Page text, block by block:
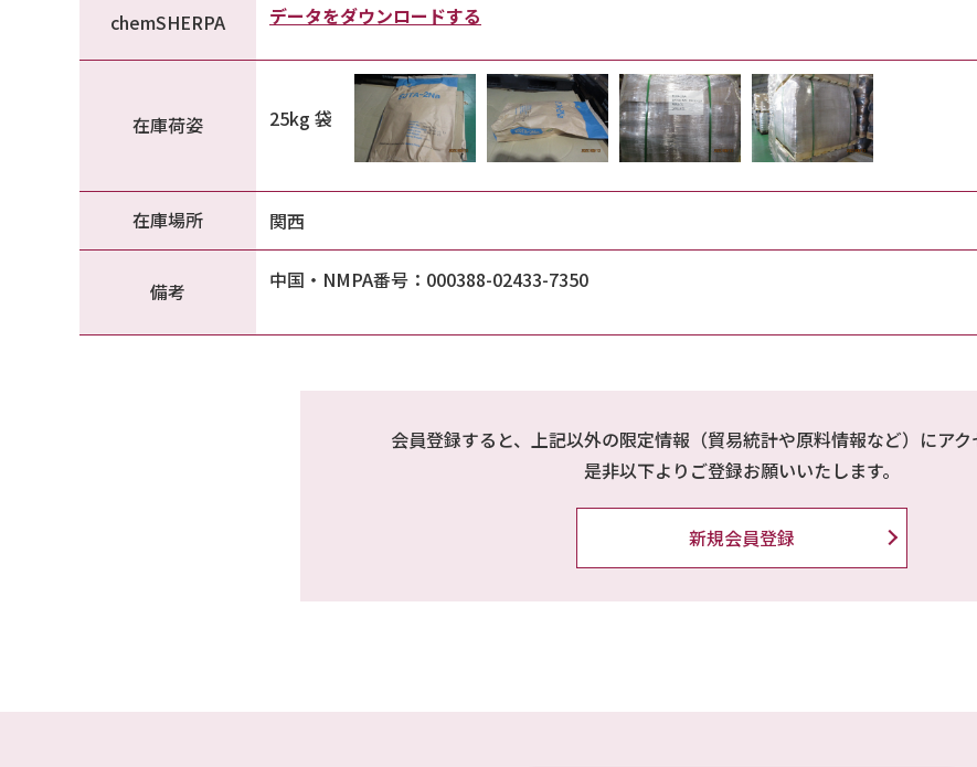
chemSHERPA データをダウンロードする
在庫荷姿 25kg 袋
在庫場所 関西
備考 中国・NMPA番号：000388-02433-7350
会員登録すると、上記以外の限定情報（貿易統計や原料情報など）にアク
是非以下よりご登録お願いいたします。
新規会員登録